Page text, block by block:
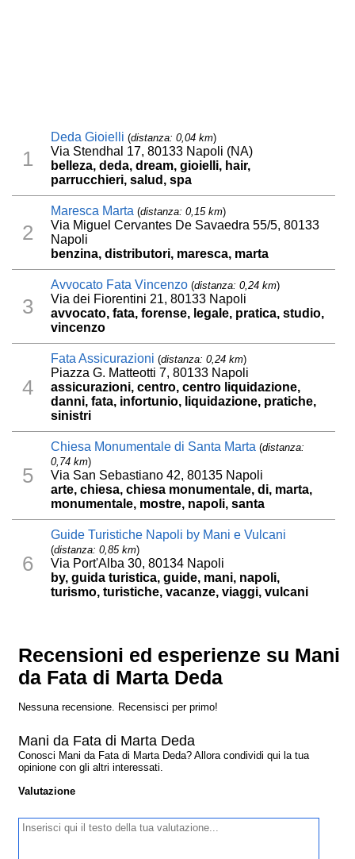
1
Deda Gioielli (distanza: 0,04 km)
Via Stendhal 17, 80133 Napoli (NA)
belleza, deda, dream, gioielli, hair,
parrucchieri, salud, spa
2
Maresca Marta (distanza: 0,15 km)
Via Miguel Cervantes De Savaedra 55/5, 80133
Napoli
benzina, distributori, maresca, marta
3
Avvocato Fata Vincenzo (distanza: 0,24 km)
Via dei Fiorentini 21, 80133 Napoli
avvocato, fata, forense, legale, pratica, studio,
vincenzo
4
Fata Assicurazioni (distanza: 0,24 km)
Piazza G. Matteotti 7, 80133 Napoli
assicurazioni, centro, centro liquidazione,
danni, fata, infortunio, liquidazione, pratiche,
sinistri
5
Chiesa Monumentale di Santa Marta (distanza:
0,74 km)
Via San Sebastiano 42, 80135 Napoli
arte, chiesa, chiesa monumentale, di, marta,
monumentale, mostre, napoli, santa
6
Guide Turistiche Napoli by Mani e Vulcani
(distanza: 0,85 km)
Via Port'Alba 30, 80134 Napoli
by, guida turistica, guide, mani, napoli,
turismo, turistiche, vacanze, viaggi, vulcani
Recensioni ed esperienze su Mani
da Fata di Marta Deda
Nessuna recensione. Recensisci per primo!
Mani da Fata di Marta Deda
Conosci Mani da Fata di Marta Deda? Allora condividi qui la tua
opinione con gli altri interessati.
Valutazione